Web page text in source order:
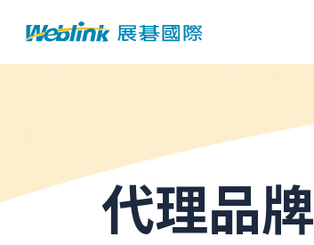
代理品牌